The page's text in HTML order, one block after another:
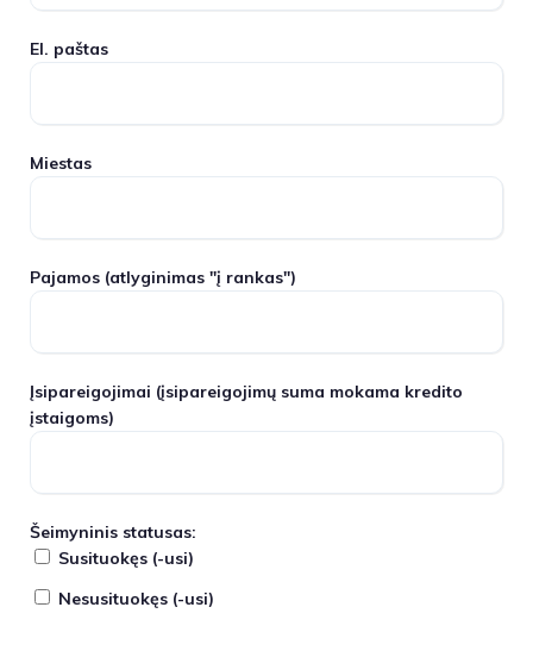
El. paštas
Miestas
Pajamos (atlyginimas "į rankas")
Įsipareigojimai (įsipareigojimų suma mokama kredito
įstaigoms)
Šeimyninis statusas:
Susituokęs (-usi)
Nesusituokęs (-usi)